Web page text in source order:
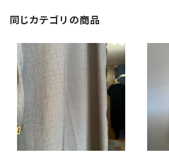
同じカテゴリの商品